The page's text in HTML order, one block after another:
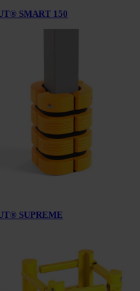
SMART 150
SUPREME